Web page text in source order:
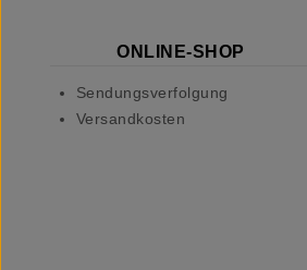
ONLINE-SHOP
Sendungsverfolgung
Versandkosten